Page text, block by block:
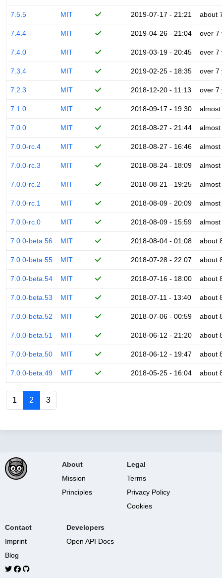
7.5.5 MIT 2019-07-17 - 21:21 about
7.4.4 MIT 2019-04-26 - 21:04 over 7
7.4.0 MIT 2019-03-19 - 20:45 over 7
7.3.4 MIT 2019-02-25 - 18:35 over 7
7.2.3 MIT 2018-12-20 - 11:13 over 7
7.1.0 MIT 2018-09-17 - 19:30
7.0.0 MIT 2018-08-27 - 21:44
7.0.0-rc.4 MIT 2018-08-27 - 16:46
7.0.0-rc.3 MIT 2018-08-24 - 18:09
7.0.0-rc.2 MIT 2018-08-21 - 19:25
7.0.0-rc.1 MIT 2018-08-09 - 20:09
7.0.0-rc.0 MIT 2018-08-09 - 15:59
7.0.0-beta.56 MIT 2018-08-04 - 01:08 about
7.0.0-beta.55 MIT 2018-07-28 - 22:07 about
7.0.0-beta.54 MIT 2018-07-16 - 18:00 about
7.0.0-beta.53 MIT 2018-07-11 - 13:40 about
7.0.0-beta.52 MIT 2018-07-06 - 00:59 about
7.0.0-beta.51 MIT 2018-06-12 - 21:20 about
7.0.0-beta.50 MIT 2018-06-12 - 19:47 about
7.0.0-beta.49 MIT 2018-05-25 - 16:04 about
1 2 3
About
Mission
Principles
Legal
Terms
Privacy Policy
Cookies
Contact
Imprint
Blog
Developers
Open API Docs